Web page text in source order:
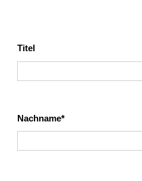
Titel
Nachname